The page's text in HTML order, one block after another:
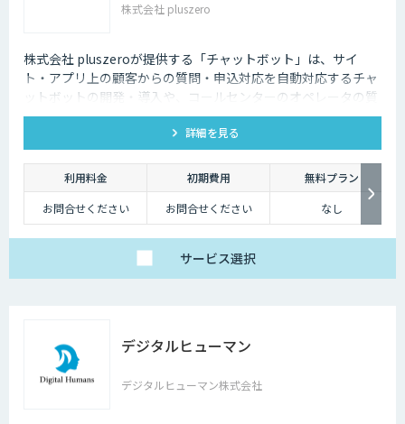
株式会社 pluszero
株式会社 pluszeroが提供する「チャットボット」は、サイ
ト・アプリ上の顧客からの質問・申込対応を自動対応するチャ
ットボットの開発・導入や、コールセンターのオペレータの質
問回答をサポートするチャットボットの開発・導入を行いま
詳細を見る
利用料金 初期費用
無料プラン
お問合せください
お問合せください なし
サービス選択
デジタルヒューマン
デジタルヒューマン株式会社